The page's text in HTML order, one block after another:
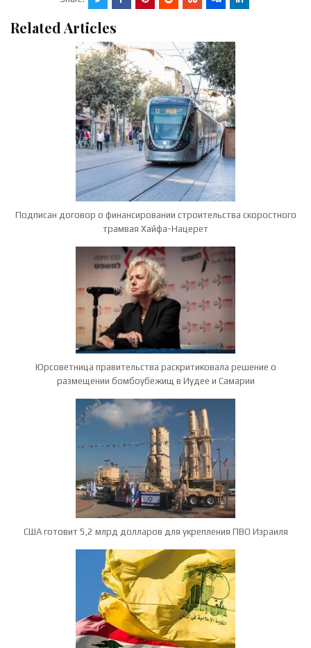
Related Articles
Подписан договор о финансировании строительства скоростного
трамвая Хайфа-Нацерет
Юрсоветница правительства раскритиковала решение о
размещении бомбоубежищ в Иудее и Самарии
США готовит 5,2 млрд долларов для укрепления ПВО Израиля